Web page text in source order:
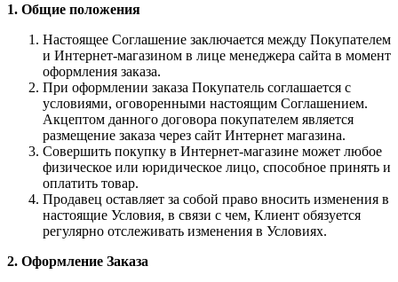
1. Общие положения
Настоящее Соглашение заключается между Покупателем
и Интернет-магазином в лице менеджера сайта в момент
оформления заказа.
При оформлении заказа Покупатель соглашается с
условиями, оговоренными настоящим Соглашением.
Акцептом данного договора покупателем является
размещение заказа через сайт Интернет магазина.
Совершить покупку в Интернет-магазине может любое
физическое или юридическое лицо, способное принять и
оплатить товар.
Продавец оставляет за собой право вносить изменения в
настоящие Условия, в связи с чем, Клиент обязуется
регулярно отслеживать изменения в Условиях.
2. Оформление Заказа